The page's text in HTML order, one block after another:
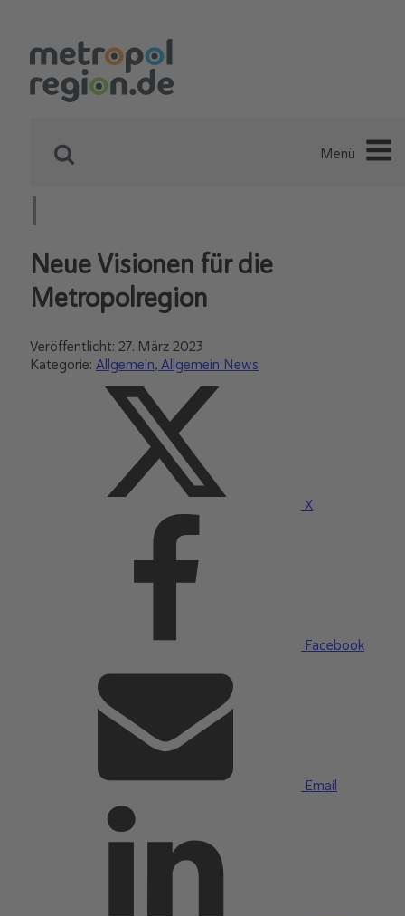
Menü
Neue Visionen für die
Metropolregion
Veröffentlicht: 27. März 2023
Kategorie: Allgemein Allgemein News
X
Facebook
Email